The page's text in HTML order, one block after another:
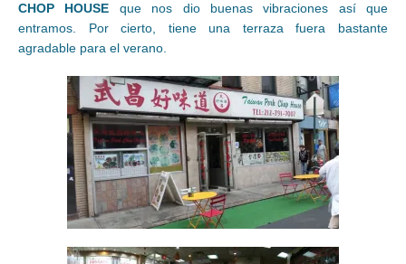
CHOP HOUSE que nos dio buenas vibraciones así que
entramos. Por cierto, tiene una terraza fuera bastante
agradable para el verano.